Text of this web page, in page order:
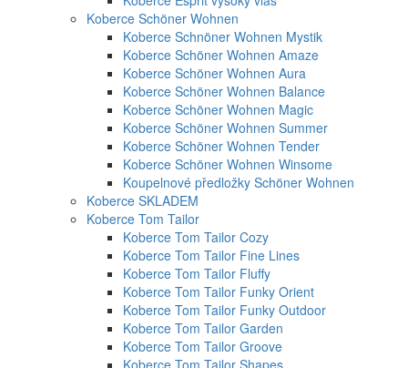
Koberce Schöner Wohnen
Koberce Schnöner Wohnen Mystik
Koberce Schöner Wohnen Amaze
Koberce Schöner Wohnen Aura
Koberce Schöner Wohnen Balance
Koberce Schöner Wohnen Magic
Koberce Schöner Wohnen Summer
Koberce Schöner Wohnen Tender
Koberce Schöner Wohnen Winsome
Koupelnové předložky Schöner Wohnen
Koberce SKLADEM
Koberce Tom Tailor
Koberce Tom Tailor Cozy
Koberce Tom Tailor Fine Lines
Koberce Tom Tailor Fluffy
Koberce Tom Tailor Funky Orient
Koberce Tom Tailor Funky Outdoor
Koberce Tom Tailor Garden
Koberce Tom Tailor Groove